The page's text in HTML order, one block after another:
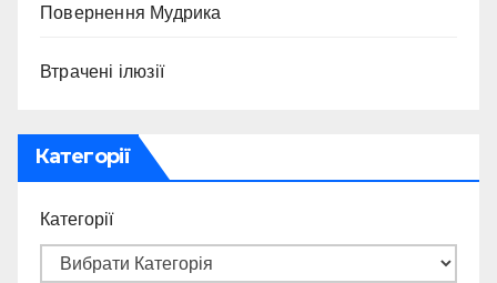
Повернення Мудрика
Втрачені ілюзії
Категорії
Категорії